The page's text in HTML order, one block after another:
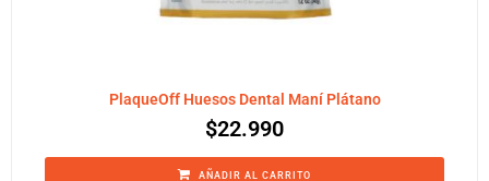
PlaqueOff Huesos Dental Maní Plátano
$22.990
AÑADIR AL CARRITO